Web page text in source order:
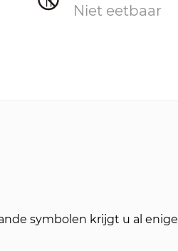
Niet eetbaar
symbolen krijgt u al enige